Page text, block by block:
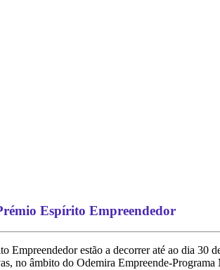
Espírito Empreendedor
Empreendedor estão a decorrer até ao dia
no âmbito do Odemira Empreende-